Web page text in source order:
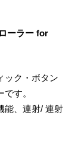
ーラー for
ック・ボタン
す。
能、連射/ 連射